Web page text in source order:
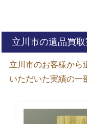
立川市の遺品買
立川市のお客様から
いただいた実績の一